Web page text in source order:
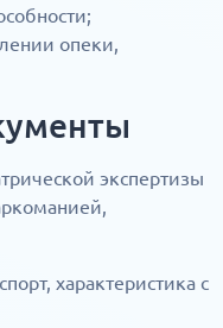
опеки,
экспертизы
характеристика с